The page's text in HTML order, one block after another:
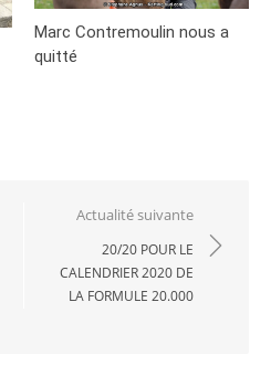
Marc Contremoulin nous a
quitté
Actualité suivante
20/20 POUR LE
CALENDRIER 2020 DE
LA FORMULE 20.000